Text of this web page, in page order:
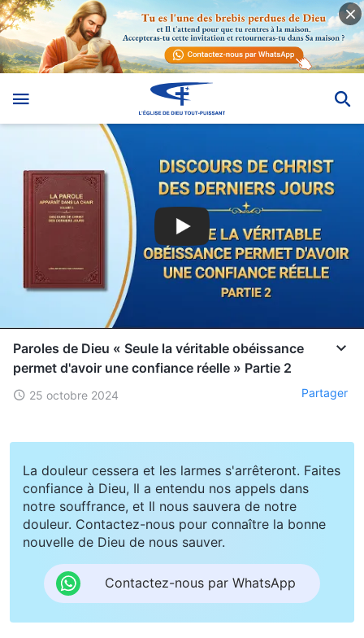
Paroles de Dieu « Seule la véritable obéissance
permet d'avoir une confiance réelle » Partie 2
25 octobre 2024 Partager
La douleur cessera et les larmes s'arrêteront. Faites
confiance à Dieu, Il a entendu nos appels dans
notre souffrance, et Il nous sauvera de notre
douleur. Contactez-nous pour connaître la bonne
nouvelle de Dieu de nous sauver.
Contactez-nous par WhatsApp